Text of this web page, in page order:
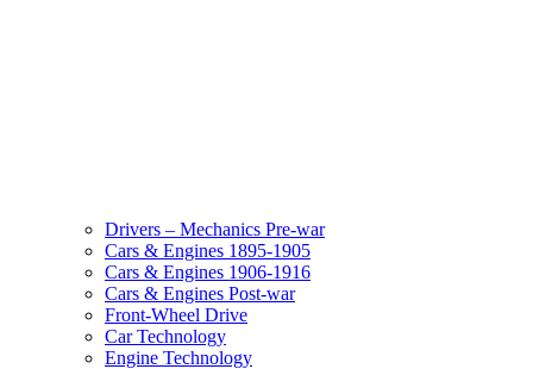
Drivers – Mechanics Pre-war
Cars & Engines 1895-1905
Cars & Engines 1906-1916
Cars & Engines Post-war
Front-Wheel Drive
Car Technology
Engine Technology